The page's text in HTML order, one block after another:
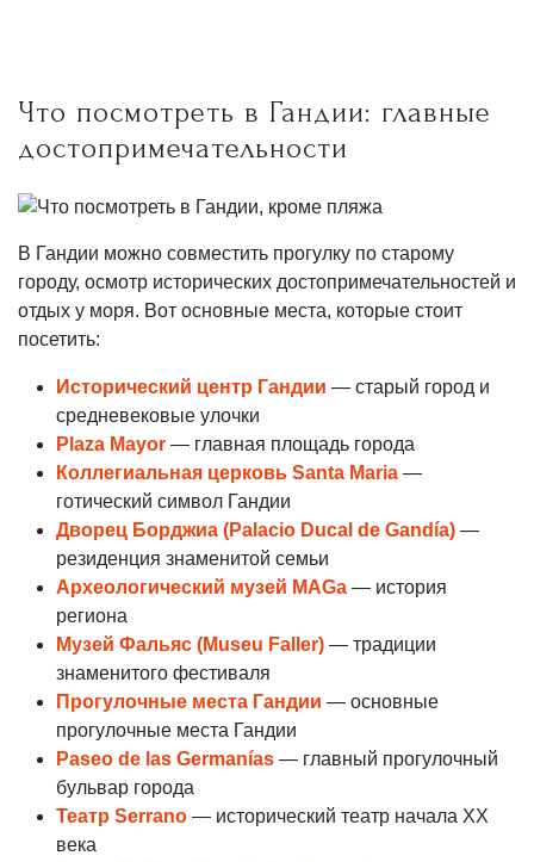
Что посмотреть в Гандии: главные
достопримечательности
В Гандии можно совместить прогулку по старому
городу, осмотр исторических достопримечательностей и
отдых у моря. Вот основные места, которые стоит
посетить:
Исторический центр Гандии — старый город и
средневековые улочки
Plaza Mayor — главная площадь города
Коллегиальная церковь Santa Maria —
готический символ Гандии
Дворец Борджиа (Palacio Ducal de Gandía) —
резиденция знаменитой семьи
Археологический музей MAGa — история
региона
Музей Фальяс (Museu Faller) — традиции
знаменитого фестиваля
Прогулочные места Гандии — основные
прогулочные места Гандии
Paseo de las Germanías — главный прогулочный
бульвар города
Театр Serrano — исторический театр начала XX
века